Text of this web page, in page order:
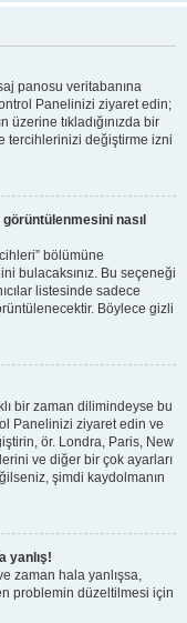
panosu veritabanına
Panelinizi ziyaret edin;
üzerine tıkladığınızda bir
tercihlerinizi değiştirme izni
görüntülenmesini nasıl
bölümüne
bulacaksınız. Bu seçeneği
listesinde sadece
Böylece gizli
bir zaman dilimindeyse bu
Panelinizi ziyaret edin ve
ör. Londra, Paris, New
ve diğer bir çok ayarları
şimdi kaydolmanın
yanlış!
zaman hala yanlışsa,
problemin düzeltilmesi için